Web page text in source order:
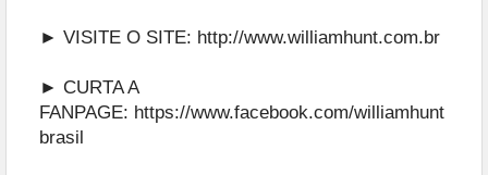
► VISITE O SITE: http://www.williamhunt.com.br
► CURTA A
FANPAGE: https://www.facebook.com/williamhunt
brasil